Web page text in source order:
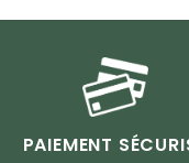
PAIEMENT